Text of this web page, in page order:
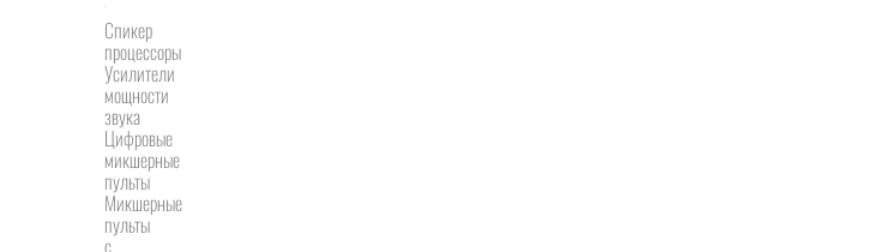
Спикер
процессоры
Усилители
мощности
звука
Цифровые
микшерные
пульты
Микшерные
пульты
с